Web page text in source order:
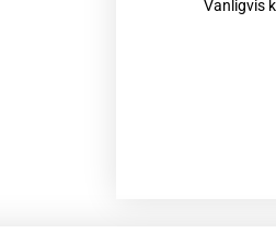
Vanligvis